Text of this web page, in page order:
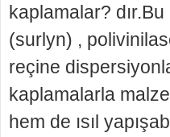
kaplamalar?
(surlyn) ,
reçine
kaplamalarla
hem de ısıl